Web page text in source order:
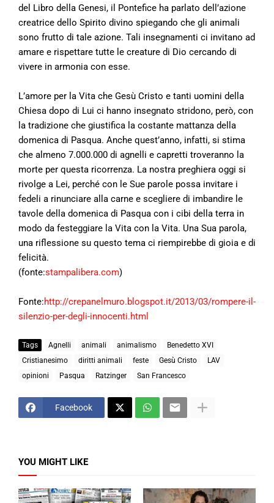
del Libro della Genesi, il Pontefice ha parlato dell’azione
creatrice dello Spirito divino spiegando che gli animali
sono frutto di tale azione. Tali insegnamenti ci invitano ad
amare e rispettare tutte le creature di Dio cercando di
vivere in armonia con esse.
L’amore per la Vita che Gesù Cristo e tanti uomini della
Chiesa dopo di Lui ci hanno insegnato stridono, però, con
la tradizione che giustifica la costante mattanza della
domenica di Pasqua. Anche quest’anno, infatti, si stima
che almeno 7.000.000 di agnelli e capretti troveranno la
morte per questa ricorrenza. La nostra preghiera oggi si
rivolge a Lei, perché con le Sue parole possa invitare i
fedeli a rinunciare alla carne e scegliere di imbandire le
tavole della domenica di Pasqua con i cibi della terra in
modo da festeggiare la Vita con la Vita. Una Sua parola,
una riflessione su questo tema ci riempirebbe di gioia e di
felicità.
(fonte:stampalibera.com)
Fonte:http://crepanelmuro.blogspot.it/2013/03/rompere-il-
silenzio-per-degli-innocenti.html
Tags Agnelli animali animalismo
Benedetto XVI
Cristianesimo
diritti animali feste Gesù Cristo
LAV
opinioni
Pasqua Ratzinger San Francesco
Facebook
YOU MIGHT LIKE